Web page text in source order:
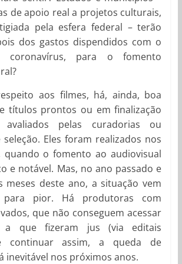
de apoio real a projetos culturais,
pela esfera federal – terão
dos gastos dispendidos com o
coronavírus, para o fomento
aos filmes, há, ainda, boa
títulos prontos ou em finalização
pelas curadorias ou
seleção. Eles foram realizados nos
quando o fomento ao audiovisual
e notável. Mas, no ano passado e
meses deste ano, a situação vem
pior. Há produtoras com
que não conseguem acessar
a que fizeram jus (via editais
continuar assim, a queda de
inevitável nos próximos anos.